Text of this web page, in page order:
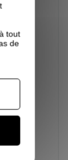
tout
de